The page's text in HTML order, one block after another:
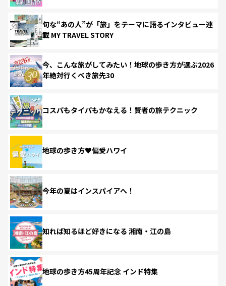
旬な“あの人”が「旅」をテーマに語るインタビュー連
載 MY TRAVEL STORY
今、こんな旅がしてみたい！地球の歩き方が選ぶ2026
年絶対行くべき旅先30
コスパもタイパもかなえる！賢者の旅テクニック
地球の歩き方♥偏愛ハワイ
今年の夏はインスパイアへ！
知れば知るほど好きになる 湘南・江の島
地球の歩き方45周年記念 インド特集